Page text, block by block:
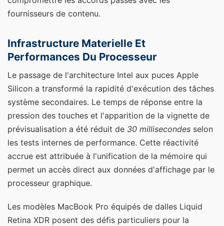
fournisseurs de contenu.
Infrastructure Materielle Et
Performances Du Processeur
Le passage de l'architecture Intel aux puces Apple
Silicon a transformé la rapidité d'exécution des tâches
système secondaires. Le temps de réponse entre la
pression des touches et l'apparition de la vignette de
prévisualisation a été réduit de 30 millisecondes selon
les tests internes de performance. Cette réactivité
accrue est attribuée à l'unification de la mémoire qui
permet un accès direct aux données d'affichage par le
processeur graphique.
Les modèles MacBook Pro équipés de dalles Liquid
Retina XDR posent des défis particuliers pour la